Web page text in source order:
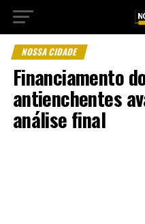
NOSSA CIDADE
Financiamento
antienchentes
análise final